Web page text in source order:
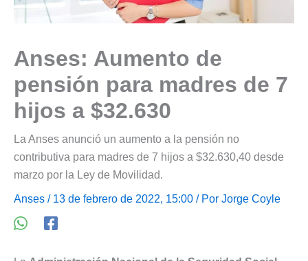
Anses: Aumento de
pensión para madres de 7
hijos a $32.630
La Anses anunció un aumento a la pensión no
contributiva para madres de 7 hijos a $32.630,40 desde
marzo por la Ley de Movilidad.
Anses / 13 de febrero de 2022, 15:00 / Por Jorge Coyle